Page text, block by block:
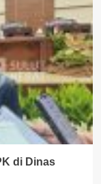
di Dinas